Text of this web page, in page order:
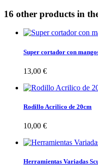
16 other products in
Super cortador con
13,00 €
Rodillo Acrilico de 20cm
10,00 €
Herramientas Variadas